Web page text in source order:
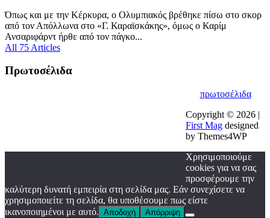
Όπως και με την Κέρκυρα, ο Ολυμπιακός βρέθηκε πίσω στο σκορ
από τον Απόλλωνα στο «Γ. Καραϊσκάκης», όμως ο Καρίμ
Ανσαριφάρντ ήρθε από τον πάγκο...
All 75 Articles
Πρωτοσέλιδα
πρωτοσέλιδα
Copyright © 2026 |
First Mag designed
by Themes4WP
Χρησιμοποιούμε
cookies για να σας
προσφέρουμε την
καλύτερη δυνατή εμπειρία στη σελίδα μας. Εάν συνεχίσετε να
χρησιμοποιείτε τη σελίδα, θα υποθέσουμε πως είστε
ικανοποιημένοι με αυτό. Αποδοχή Απόρριψη